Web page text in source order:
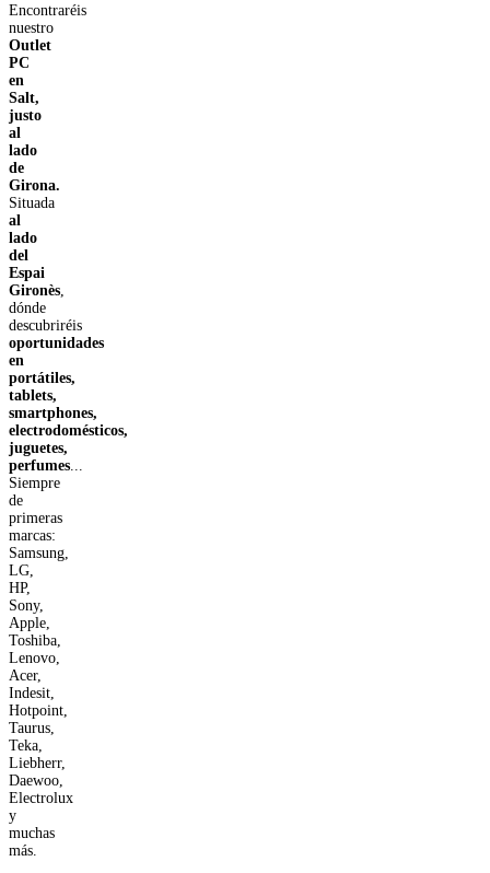
Encontraréis
nuestro
Outlet
PC
en
Salt,
justo
al
lado
de
Girona.
Situada
al
lado
del
Espai
Gironès
dónde
descubriréis
oportunidades
en
portátiles,
tablets,
smartphones,
electrodomésticos,
juguetes,
perfumes
Siempre
de
primeras
marcas:
Samsung,
LG,
HP,
Sony,
Apple,
Toshiba,
Lenovo,
Acer,
Indesit,
Hotpoint,
Taurus,
Teka,
Liebherr,
Daewoo,
Electrolux
y
muchas
más.